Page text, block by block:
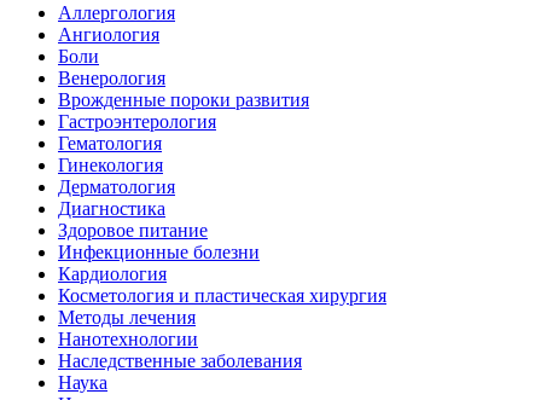
Аллергология
Ангиология
Боли
Венерология
Врожденные пороки развития
Гастроэнтерология
Гематология
Гинекология
Дерматология
Диагностика
Здоровое питание
Инфекционные болезни
Кардиология
Косметология и пластическая хирургия
Методы лечения
Нанотехнологии
Наследственные заболевания
Наука